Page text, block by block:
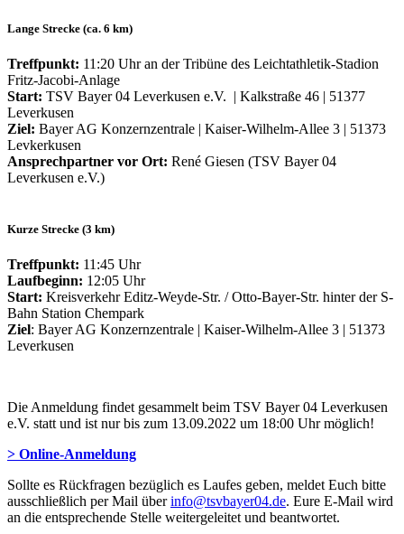
Lange Strecke (ca. 6 km)
Treffpunkt: 11:20 Uhr an der Tribüne des Leichtathletik-Stadion
Fritz-Jacobi-Anlage
Start: TSV Bayer 04 Leverkusen e.V. | Kalkstraße 46 | 51377
Leverkusen
Ziel: Bayer AG Konzernzentrale | Kaiser-Wilhelm-Allee 3 | 51373
Levkerkusen
Ansprechpartner vor Ort: René Giesen (TSV Bayer 04
Leverkusen e.V.)
Kurze Strecke (3 km)
Treffpunkt: 11:45 Uhr
Laufbeginn: 12:05 Uhr
Start: Kreisverkehr Editz-Weyde-Str. / Otto-Bayer-Str. hinter der S-
Bahn Station Chempark
Ziel: Bayer AG Konzernzentrale | Kaiser-Wilhelm-Allee 3 | 51373
Leverkusen
Die Anmeldung findet gesammelt beim TSV Bayer 04 Leverkusen
e.V. statt und ist nur bis zum 13.09.2022 um 18:00 Uhr möglich!
> Online-Anmeldung
Sollte es Rückfragen bezüglich es Laufes geben, meldet Euch bitte
ausschließlich per Mail überinfo@tsvbayer04.de. Eure E-Mail wird
an die entsprechende Stelle weitergeleitet und beantwortet.